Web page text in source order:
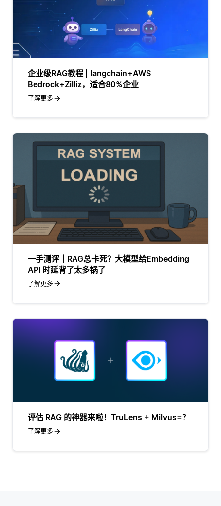
企业级RAG教程 | langchain+AWS
Bedrock+Zilliz，适合80%企业
了解更多
一手测评｜RAG总卡死？大模型给Embedding
API 时延背了太多锅了
了解更多
评估 RAG 的神器来啦！TruLens + Milvus=？
了解更多